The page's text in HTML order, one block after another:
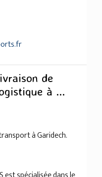
de
à ...
à Garidech.